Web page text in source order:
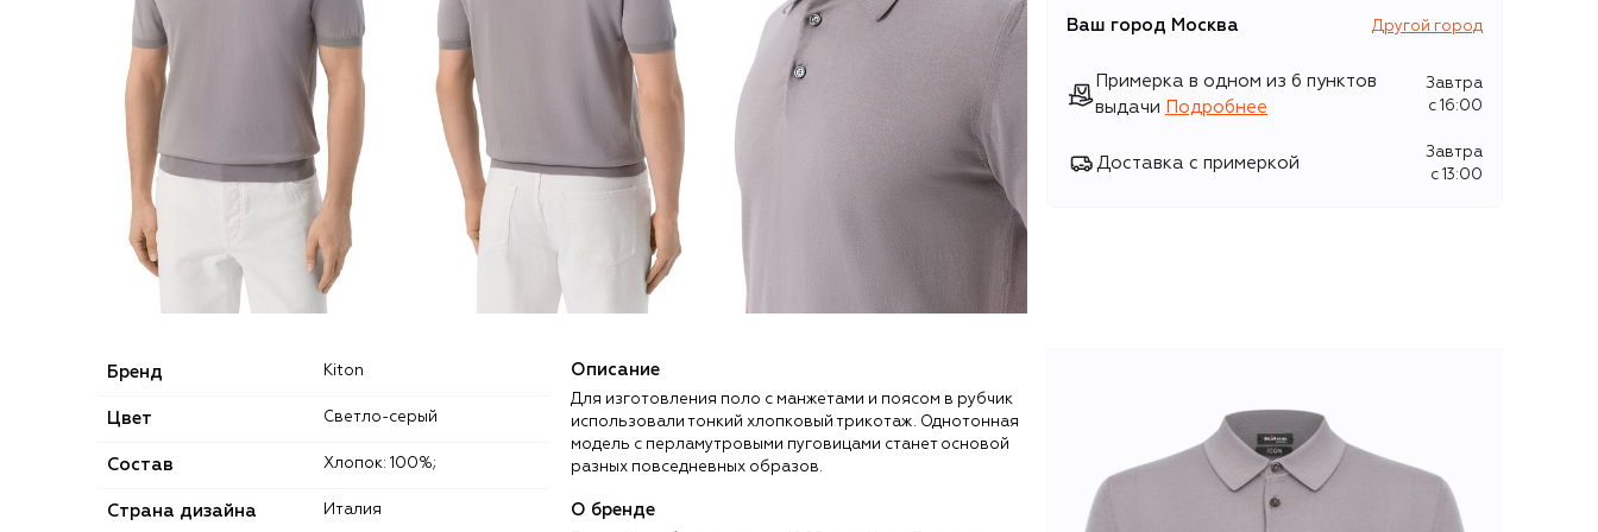
Ваш город Москва Другой город
Примерка в одном из 6 пунктов
выдачи
Подробнее
Завтра
c 16:00
Доставка с примеркой
Завтра
c 13:00
Бренд Kiton
Цвет Светло-серый
Состав Хлопок: 100%;
Страна дизайна Италия
Описание
Для изготовления поло с манжетами и поясом в рубчик
использовали тонкий хлопковый трикотаж. Однотонная
модель с перламутровыми пуговицами станет основой
разных повседневных образов.
О бренде